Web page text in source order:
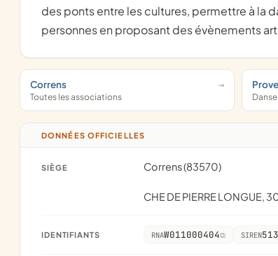
des ponts entre les cultures, permettre à la
personnes en proposant des évènements
Correns
Toutes les associations Danse
DONNÉES OFFICIELLES
SIÈGE Correns (83570)
CHE DE PIERRE LONGUE,
IDENTIFIANTS RNAW011000404 SIREN